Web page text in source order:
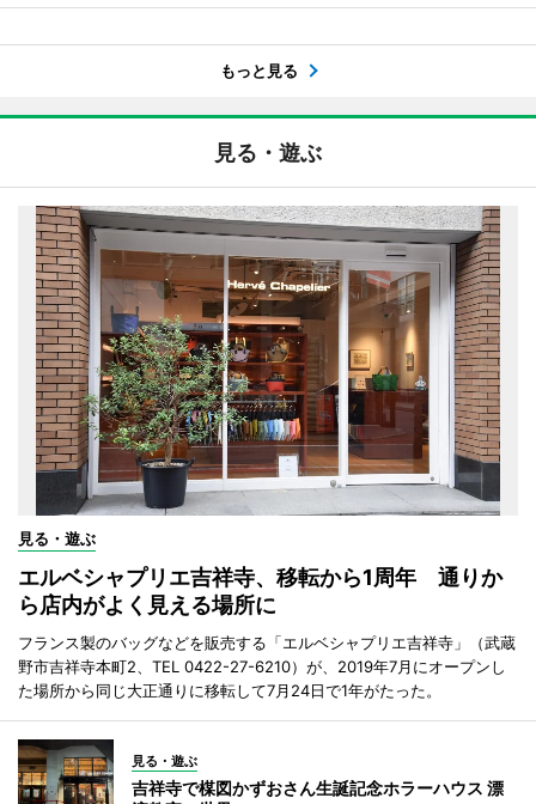
もっと見る
見る・遊ぶ
見る・遊ぶ
エルベシャプリエ吉祥寺、移転から1周年 通りか
ら店内がよく見える場所に
フランス製のバッグなどを販売する「エルベシャプリエ吉祥寺」（武蔵
野市吉祥寺本町2、TEL 0422-27-6210）が、2019年7月にオープンし
た場所から同じ大正通りに移転して7月24日で1年がたった。
見る・遊ぶ
吉祥寺で楳図かずおさん生誕記念ホラーハウス 漂